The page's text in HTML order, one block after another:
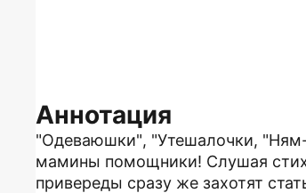
Аннотация
"Одеваюшки", "Утешалочки,
мамины помощники! Слушая
привереды сразу же захотят